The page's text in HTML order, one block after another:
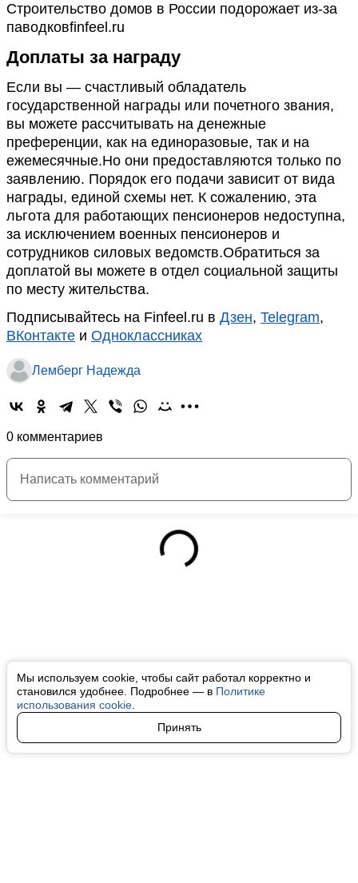
Мы используем cookie, чтобы сайт работал корректно и
становился удобнее. Подробнее — в Политике
использования cookie
Принять
Строительство домов в России подорожает из-за
паводковfinfeel.ru
Доплаты за награду
Если вы — счастливый обладатель
государственной награды или почетного звания,
вы можете рассчитывать на денежные
преференции, как на единоразовые, так и на
ежемесячные.Но они предоставляются только по
заявлению. Порядок его подачи зависит от вида
награды, единой схемы нет. К сожалению, эта
льгота для работающих пенсионеров недоступна,
за исключением военных пенсионеров и
сотрудников силовых ведомств.Обратиться за
доплатой вы можете в отдел социальной защиты
по месту жительства.
Подписывайтесь на Finfeel.ru в Дзен, Telegram,
ВКонтакте и Одноклассниках
Лемберг Надежда
0 комментариев